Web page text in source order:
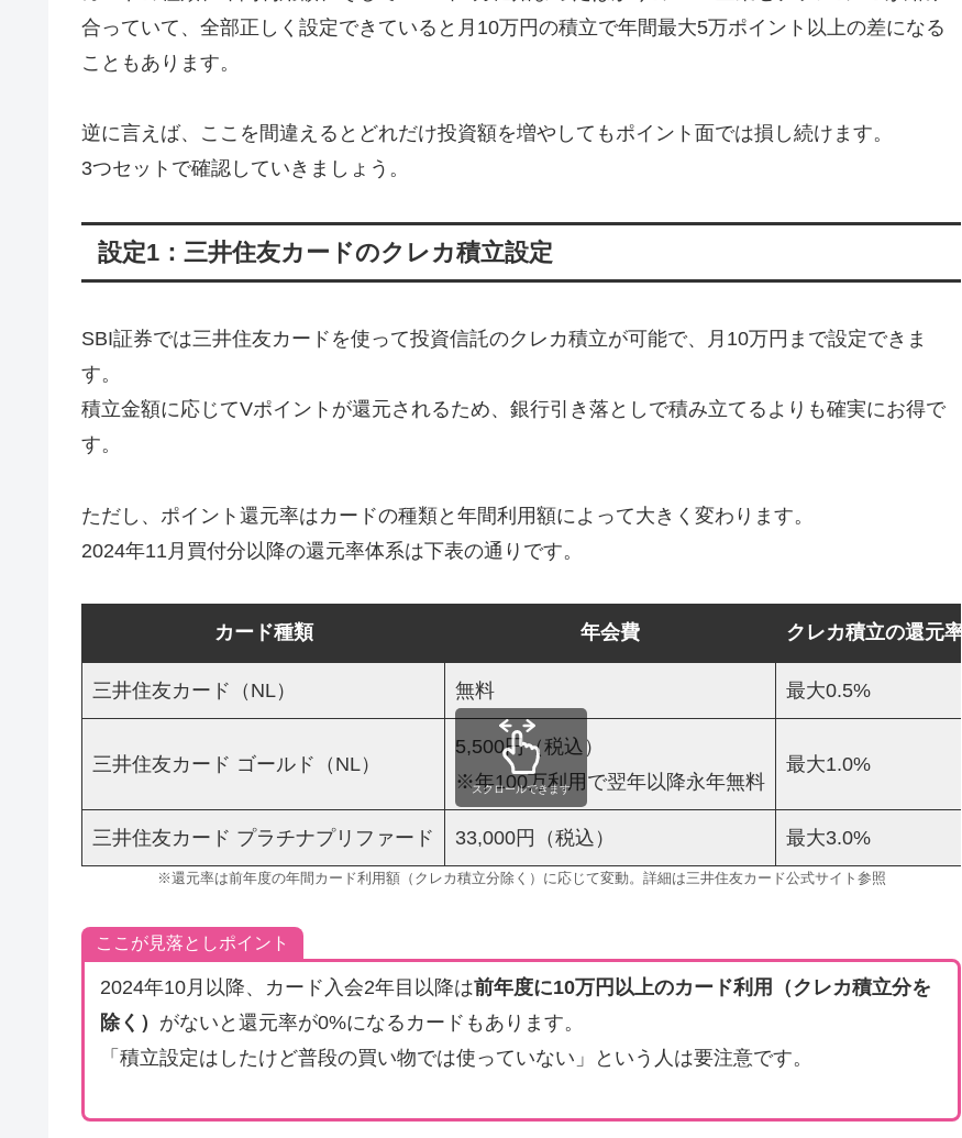
合っていて、全部正しく設定できていると月10万円の積立で年間最大5万ポイント以上の差になる
こともあります。
逆に言えば、ここを間違えるとどれだけ投資額を増やしてもポイント面では損し続けます。
3つセットで確認していきましょう。
設定1：三井住友カードのクレカ積立設定
SBI証券では三井住友カードを使って投資信託のクレカ積立が可能で、月10万円まで設定できま
す。
積立金額に応じてVポイントが還元されるため、銀行引き落としで積み立てるよりも確実にお得で
す。
ただし、ポイント還元率はカードの種類と年間利用額によって大きく変わります。
2024年11月買付分以降の還元率体系は下表の通りです。
カード種類 年会費 クレカ積立の還元率
三井住友カード（NL） 無料 最大0.5%
三井住友カード ゴールド（NL）
5,500円（税込）
※年100万利用で翌年以降永年無料
最大1.0%
三井住友カード プラチナプリファード 33,000円（税込） 最大3.0%
スクロールできます
※還元率は前年度の年間カード利用額（クレカ積立分除く）に応じて変動。詳細は三井住友カード公式サイト参照
ここが見落としポイント
2024年10月以降、カード入会2年目以降は前年度に10万円以上のカード利用（クレカ積立分を
除く） がないと還元率が0%になるカードもあります。
「積立設定はしたけど普段の買い物では使っていない」という人は要注意です。